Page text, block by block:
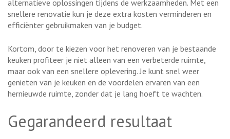
alternatieve oplossingen tijdens de werkzaamheden. Met een
snellere renovatie kun je deze extra kosten verminderen en
efficiënter gebruikmaken van je budget.
Kortom, door te kiezen voor het renoveren van je bestaande
keuken profiteer je niet alleen van een verbeterde ruimte,
maar ook van een snellere oplevering. Je kunt snel weer
genieten van je keuken en de voordelen ervaren van een
hernieuwde ruimte, zonder dat je lang hoeft te wachten.
Gegarandeerd resultaat